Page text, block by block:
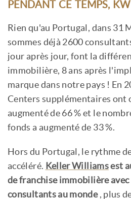
PENDANT CE TEMPS,
Rien qu'au Portugal, dans 31
sommes déjà 2600
jour après jour, font la
immobilière, 8 ans après
marque dans notre pays ! En
Centers supplémentaires ont
augmenté de 66 % et le
fonds a augmenté de 33 %.
Hors du Portugal, le rythme
accéléré. Keller Williamsest
de franchise immobilière avec
consultants au monde, plus